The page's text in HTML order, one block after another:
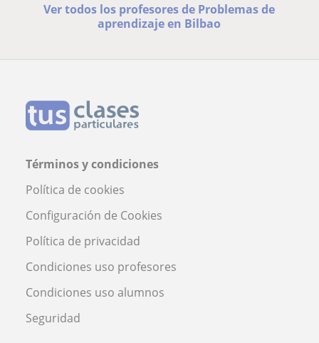
Ver todos los profesores de Problemas de
aprendizaje en Bilbao
Términos y condiciones
Política de cookies
Configuración de Cookies
Política de privacidad
Condiciones uso profesores
Condiciones uso alumnos
Seguridad